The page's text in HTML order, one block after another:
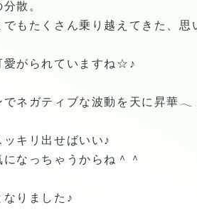
散。
もたくさん乗り越えてきた、思
愛がられていますね☆♪
でネガティブな波動を天に昇華
キリ出せばいい♪
なっちゃうからね＾＾
りました♪